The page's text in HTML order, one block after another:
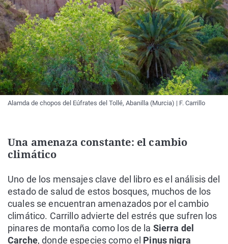
Alamda de chopos del Eúfrates del Tollé, Abanilla (Murcia) | F. Carrillo
Una amenaza constante: el cambio
climático
Uno de los mensajes clave del libro es el análisis del
estado de salud de estos bosques, muchos de los
cuales se encuentran amenazados por el cambio
climático. Carrillo advierte del estrés que sufren los
pinares de montaña como los de la Sierra del
Carche, donde especies como el Pinus nigra